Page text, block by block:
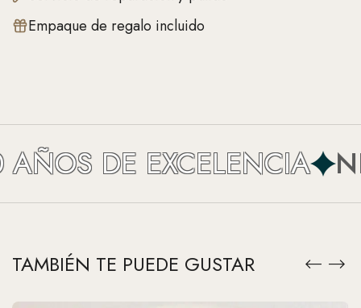
Empaque de regalo incluido
DE EXCELENCIA
TAMBIÉN TE PUEDE GUSTAR